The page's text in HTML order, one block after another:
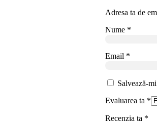
Adresa ta de
Nume *
Email *
Salvează-
Evaluarea ta *
Recenzia ta *